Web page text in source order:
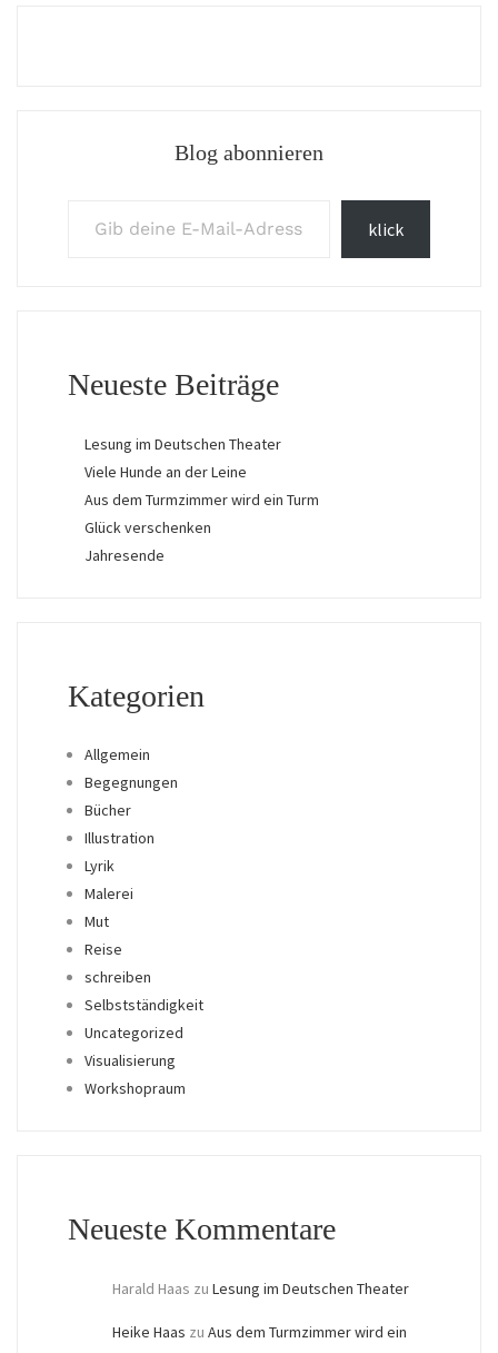
Blog abonnieren
klick
Neueste Beiträge
Lesung im Deutschen Theater
Viele Hunde an der Leine
Aus dem Turmzimmer wird ein Turm
Glück verschenken
Jahresende
Kategorien
Allgemein
Begegnungen
Bücher
Illustration
Lyrik
Malerei
Mut
Reise
schreiben
Selbstständigkeit
Uncategorized
Visualisierung
Workshopraum
Neueste Kommentare
Harald Haas zu Lesung im Deutschen Theater
Heike Haas zu Aus dem Turmzimmer wird ein